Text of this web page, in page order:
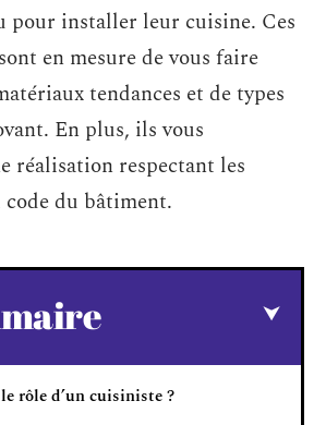
pour installer leur cuisine. Ces
en mesure de vous faire
tendances et de types
En plus, ils vous
réalisation respectant les
code du bâtiment.
rôle d’un cuisiniste ?